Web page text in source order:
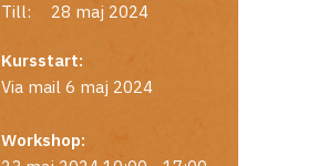
Till:
28 maj 2024
Kursstart:
Via mail 6 maj 2024
Workshop: